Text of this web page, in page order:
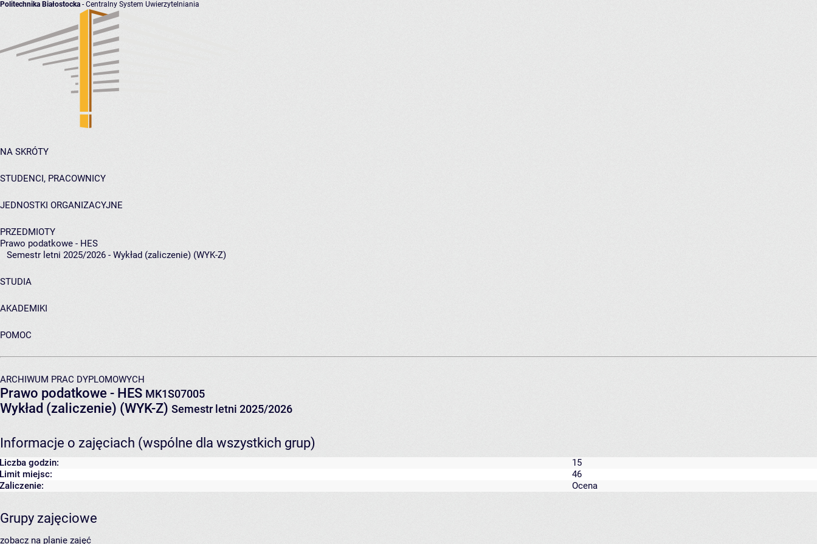
Politechnika Białostocka - Centralny System Uwierzytelniania
NA SKRÓTY
STUDENCI, PRACOWNICY
JEDNOSTKI ORGANIZACYJNE
PRZEDMIOTY
Prawo podatkowe - HES
Semestr letni 2025/2026 - Wykład (zaliczenie) (WYK-Z)
STUDIA
AKADEMIKI
POMOC
ARCHIWUM PRAC DYPLOMOWYCH
Prawo podatkowe - HES MK1S07005
Wykład (zaliczenie) (WYK-Z) Semestr letni 2025/2026
Informacje o zajęciach (wspólne dla wszystkich grup)
Liczba godzin:
15
Limit miejsc:
46
Zaliczenie:
Ocena
Grupy zajęciowe
zobacz na planie zajęć